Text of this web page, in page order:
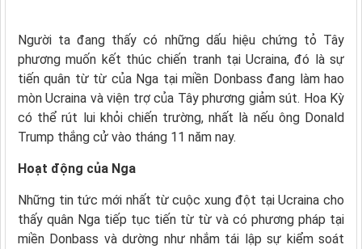
Người ta đang thấy có những dấu hiệu chứng tỏ Tây
phương muốn kết thúc chiến tranh tại Ucraina, đó là sự
tiến quân từ từ của Nga tại miền Donbass đang làm hao
mòn Ucraina và viện trợ của Tây phương giảm sút. Hoa Kỳ
có thể rút lui khỏi chiến trường, nhất là nếu ông Donald
Trump thắng cử vào tháng 11 năm nay.
Hoạt động của Nga
Những tin tức mới nhất từ cuộc xung đột tại Ucraina cho
thấy quân Nga tiếp tục tiến từ từ và có phương pháp tại
miền Donbass và dường như nhắm tái lập sự kiểm soát